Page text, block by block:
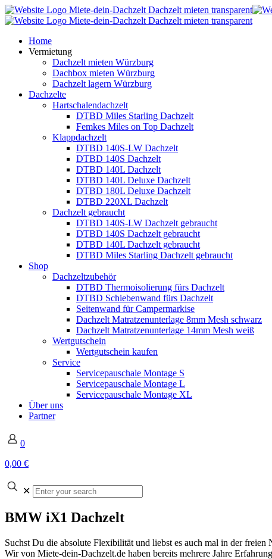
Home
Vermietung
Dachzelt mieten Würzburg
Dachbox mieten Würzburg
Dachzelt lagern Würzburg
Dachzelte
Hartschalendachzelt
DTBD Miles Starling Dachzelt
Femkes Miles on Top Dachzelt
Klappdachzelt
DTBD 140S-LW Dachzelt
DTBD 140S Dachzelt
DTBD 140L Dachzelt
DTBD 140L Deluxe Dachzelt
DTBD 180L Deluxe Dachzelt
DTBD 220XL Dachzelt
Dachzelt gebraucht
DTBD 140S-LW Dachzelt gebraucht
DTBD 140S Dachzelt gebraucht
DTBD 140L Dachzelt gebraucht
DTBD Miles Starling Dachzelt gebraucht
Shop
Dachzeltzubehör
DTBD Thermoisolierung fürs Dachzelt
DTBD Schiebenwand fürs Dachzelt
Seitenwand für Campermarkise
Dachzelt Matratzenunterlage 8mm Mesh schwarz
Dachzelt Matratzenunterlage 14mm Mesh weiß
Wertgutschein
Wertgutschein kaufen
Service
Servicepauschale Montage S
Servicepauschale Montage L
Servicepauschale Montage XL
Über uns
Partner
0
0,00 €
✕
BMW iX1 Dachzelt
Suchst Du die absolute Flexibilität und liebst es auch mal in der
Wir von Miete-dein-Dachzelt.de haben bereits mehrere Jahre